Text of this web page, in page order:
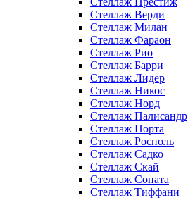
Стеллаж Верди
Стеллаж Милан
Стеллаж Фараон
Стеллаж Рио
Стеллаж Барри
Стеллаж Лидер
Стеллаж Никос
Стеллаж Норд
Стеллаж Палисандр
Стеллаж Порта
Стеллаж Росполь
Стеллаж Садко
Стеллаж Скай
Стеллаж Соната
Стеллаж Тиффани